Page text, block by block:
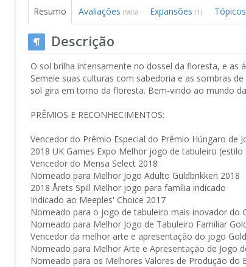
Resumo Avaliações (905) Expansões (1) Tópicos
Descrição
O sol brilha intensamente no dossel da floresta, e as
Semeie suas culturas com sabedoria e as sombras
sol gira em torno da floresta. Bem-vindo ao mundo
PRÊMIOS E RECONHECIMENTOS:
Vencedor do Prêmio Especial do Prêmio Húngaro de
2018 UK Games Expo Melhor jogo de tabuleiro
Vencedor do Mensa Select 2018
Nomeado para Melhor Jogo Adulto Guldbrikken 2018
2018 Årets Spill Melhor jogo para família indicado
Indicado ao Meeples' Choice 2017
Nomeado para o jogo de tabuleiro mais inovador do
Nomeado para Melhor Jogo de Tabuleiro Familiar
Vencedor da melhor arte e apresentação do jogo
Nomeado para Melhor Arte e Apresentação de Jogo
Nomeado para os Melhores Valores de Produção do